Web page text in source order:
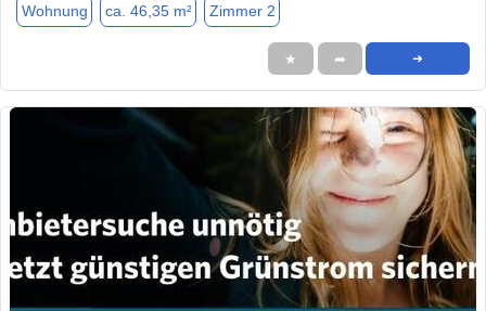
Wohnung ca. 46,35 m² Zimmer 2
★ ➦ ➜